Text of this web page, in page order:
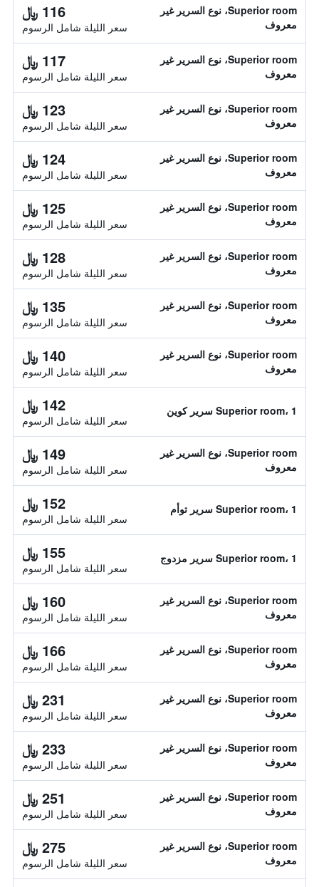
Superior room، نوع السرير غير
معروف
116 ﷼
سعر الليلة شامل الرسوم
Superior room، نوع السرير غير
معروف
117 ﷼
سعر الليلة شامل الرسوم
Superior room، نوع السرير غير
معروف
123 ﷼
سعر الليلة شامل الرسوم
Superior room، نوع السرير غير
معروف
124 ﷼
سعر الليلة شامل الرسوم
Superior room، نوع السرير غير
معروف
125 ﷼
سعر الليلة شامل الرسوم
Superior room، نوع السرير غير
معروف
128 ﷼
سعر الليلة شامل الرسوم
Superior room، نوع السرير غير
معروف
135 ﷼
سعر الليلة شامل الرسوم
Superior room، نوع السرير غير
معروف
140 ﷼
سعر الليلة شامل الرسوم
Superior room، 1 سرير كوين 142 ﷼
سعر الليلة شامل الرسوم
Superior room، نوع السرير غير
معروف
149 ﷼
سعر الليلة شامل الرسوم
Superior room، 1 سرير توأم 152 ﷼
سعر الليلة شامل الرسوم
Superior room، 1 سرير مزدوج 155 ﷼
سعر الليلة شامل الرسوم
Superior room، نوع السرير غير
معروف
160 ﷼
سعر الليلة شامل الرسوم
Superior room، نوع السرير غير
معروف
166 ﷼
سعر الليلة شامل الرسوم
Superior room، نوع السرير غير
معروف
231 ﷼
سعر الليلة شامل الرسوم
Superior room، نوع السرير غير
معروف
233 ﷼
سعر الليلة شامل الرسوم
Superior room، نوع السرير غير
معروف
251 ﷼
سعر الليلة شامل الرسوم
Superior room، نوع السرير غير
معروف
275 ﷼
سعر الليلة شامل الرسوم